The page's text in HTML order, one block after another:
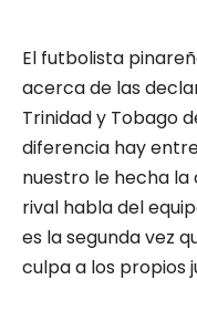
El futbolista
acerca de las
Trinidad y Tobago
diferencia hay
nuestro le hecha la
rival habla del
es la segunda vez
culpa a los propios